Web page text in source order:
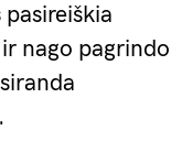
pasireiškia
nago pagrindo